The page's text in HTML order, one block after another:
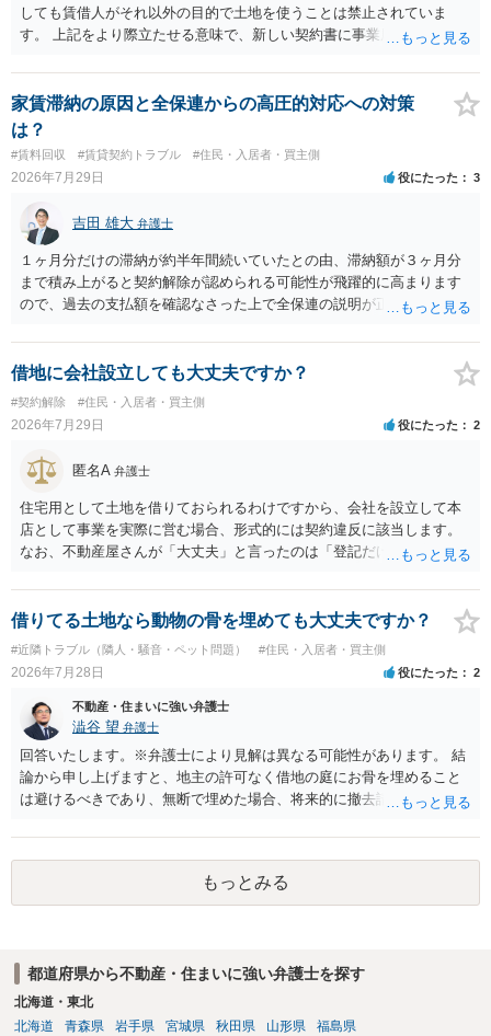
しても賃借人がそれ以外の目的で土地を使うことは禁止されていま
す。 上記をより際立たせる意味で、新しい契約書に事業用として用い
交渉である以上賃借人が拒んだ場合には入りませんが、提案するのは
良い方法と思います。
家賃滞納の原因と全保連からの高圧的対応への対策
は？
#賃料回収 #賃貸契約トラブル #住民・入居者・買主側
2026年7月29日 役にたった 3
吉田 雄大 弁護士
１ヶ月分だけの滞納が約半年間続いていたとの由、滞納額が３ヶ月分
まで積み上がると契約解除が認められる可能性が飛躍的に高まります
ので、過去の支払額を確認なさった上で全保連の説明が正しければ、
た理由は気になるところですが、中身のある返答は期待できないと思
います。
借地に会社設立しても大丈夫ですか？
#契約解除 #住民・入居者・買主側
2026年7月29日 役にたった 2
匿名A 弁護士
住宅用として土地を借りておられるわけですから、会社を設立して本
店として事業を実際に営む場合、形式的には契約違反に該当します。
なお、不動産屋さんが「大丈夫」と言ったのは「登記だけなら実務上
れますが、これは法的な保証ではありません。 ただ、解除まで認めら
れるかどうかについては信頼関係が破壊されたかどうかで判断されま
すので、建物を事務所・店舗用に大きく改築する等までなさらない限
り、リスクはそれほど大きくないかもしれません。 しかしそれでも、
大家さんが契約違反を口実に、将来の更新時に更新料の上乗せを要求
したり、立ち退きを迫る材料に使ったりする可能性は否定できませ
ん。
借りてる土地なら動物の骨を埋めても大丈夫ですか？
#近隣トラブル（隣人・騒音・ペット問題） #住民・入居者・買主側
2026年7月28日 役にたった 2
不動産・住まいに強い弁護士
澁谷 望 弁護士
回答いたします。※弁護士により見解は異なる可能性があります。 結
論から申し上げますと、地主の許可なく借地の庭にお骨を埋めること
は避けるべきであり、無断で埋めた場合、将来的に撤去請求や退去時
上、自分のペットの遺骨を埋める行為自体は墓地埋葬法違反や不法投
棄には該当しないため、犯罪になるわけではありません。しかし、建
物の所有者は質問者様であっても、土地の所有権はあくまで地主にあ
ります。そのため、地主に無断でお骨を埋める行為は、他人の所有権
事前に地主へ相談して許可を得るか、土地に直接埋めずに大きめの鉢
植え等で供養する「プランター葬」や、ペット霊園等への納骨を検討
されるのが確実かと思います。
もっとみる
都道府県から不動産・住まいに強い弁護士を探す
北海道・東北
北海道
青森県 岩手県 宮城県 秋田県 山形県 福島県